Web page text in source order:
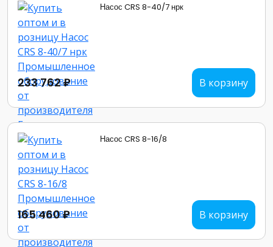
Насос CRS 8-40/7 нрк
233 762 ₽ В корзину
Насос CRS 8-16/8
165 460 ₽ В корзину